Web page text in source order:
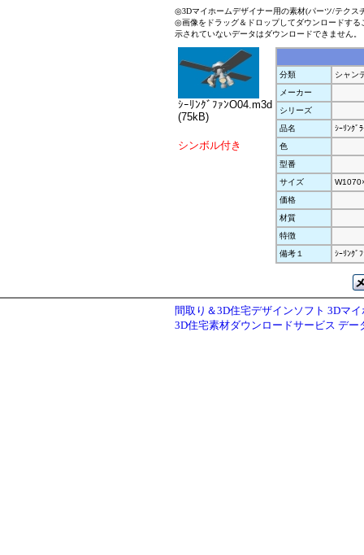
◎3Dマイホームデザイナー用の素材(パーツ/テクス
◎画像をドラッグ＆ドロップしてダウンロードす
示されていないデータはダウンロードできません。
ｼｰﾘﾝｸﾞﾌｧﾝO04.m3d
(75kB)
シンボル付き
分類
シャン
メーカー
シリーズ
品名
ｼｰﾘﾝｸﾞ
色
型番
サイズ
価格
材質
特徴
備考１
ｼｰﾘﾝｸﾞ
間取り＆3D住宅デザインソフト 3Dマ
3D住宅素材ダウンロードサービス デー